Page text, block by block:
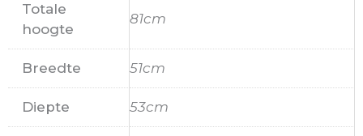
Totale
hoogte
81cm
Breedte 51cm
Diepte 53cm